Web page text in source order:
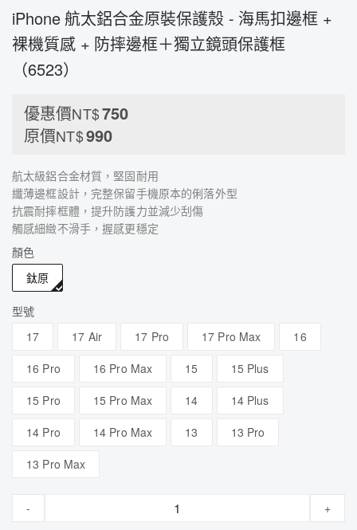
iPhone 航太鋁合金原裝保護殼 - 海馬扣邊框 +
裸機質感 + 防摔邊框＋獨立鏡頭保護框
（6523）
優惠價NT$750
原價NT$990
航太級鋁合金材質，堅固耐用
纖薄邊框設計，完整保留手機原本的俐落外型
抗震耐摔框體，提升防護力並減少刮傷
觸感細緻不滑手，握感更穩定
顏色
鈦原
型號
17
17 Air 17 Pro 17 Pro Max
16
16 Pro
16 Pro Max 15
15 Plus
15 Pro
15 Pro Max 14
14 Plus
14 Pro
14 Pro Max 13
13 Pro
13 Pro Max
- +